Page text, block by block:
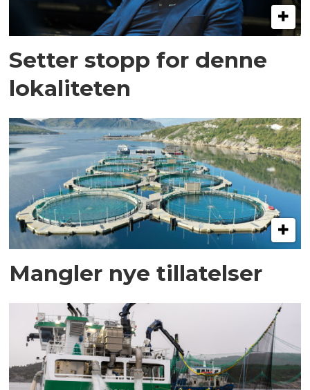
Setter stopp for denne
lokaliteten
Mangler nye tillatelser